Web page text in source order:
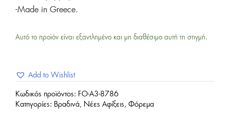
-Made in Greece.
Αυτό το προϊόν είναι εξαντλημένο και μη διαθέσιμο αυτή τη στιγμή.
Add to Wishlist
Κωδικός προϊόντος: FO-A3-8786
Κατηγορίες: Βραδινά, Νέες Αφίξεις , Φόρεμα